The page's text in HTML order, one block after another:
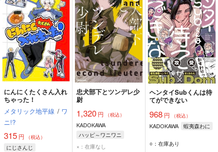
にんにくたくさん入れ
ちゃった！
メタリック地平線 / ワ
ニ!?
315 円 （税込）
にじさんじ
忠犬部下とツンデレ少
尉
1,320 円 （税込）
KADOKAWA
ハッピ～ワニワニ
×：在庫なし
ヘンタイSubくんは待
てができない
968円 （税込）
KADOKAWA 蝦夷森わに
○：在庫あり